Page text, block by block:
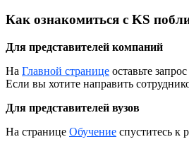
Как ознакомиться с KS
Для представителей компаний
На Главной странице оставьте
Если вы хотите направить
Для представителей вузов
На странице Обучение спуститесь к